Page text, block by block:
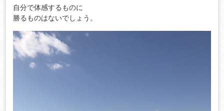
自分で体感するものに
勝るものはないでしょう。